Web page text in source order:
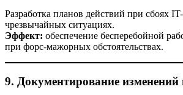
Разработка планов действий при сбоях
чрезвычайных ситуациях.
Эффект: обеспечение бесперебойной
при форс-мажорных обстоятельствах.
9. Документирование изменений